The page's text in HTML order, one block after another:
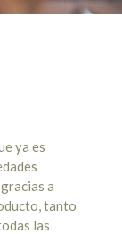
ya es
a
tanto
las